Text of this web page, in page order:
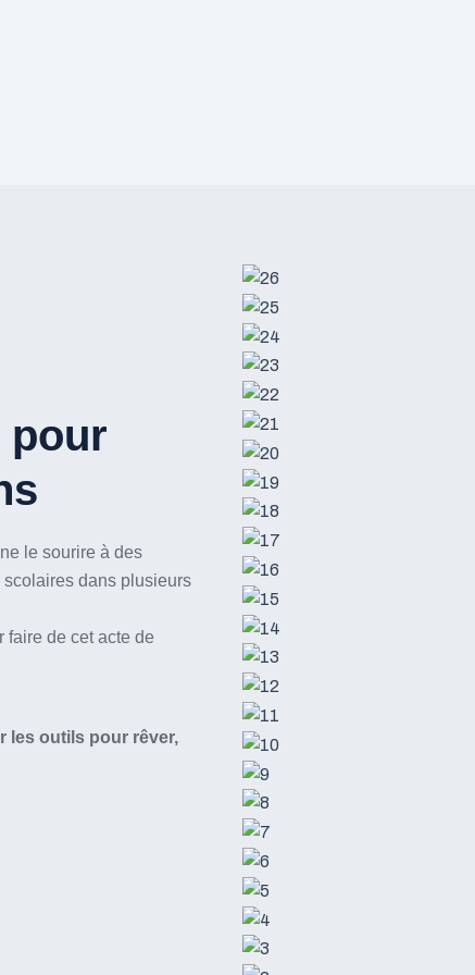
pour
le sourire à des
scolaires dans plusieurs
faire de cet acte de
les outils pour rêver,